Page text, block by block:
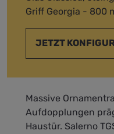
Griff Georgia - 800
JETZT
Massive
Aufdopplungen
Haustür. Salerno